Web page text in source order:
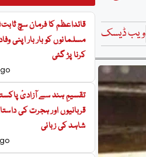
قائداعظم کا فرمان سچ
مسلمانوں کو بار بار اپنی
کرنا پڑ گئی
تقسیمِ ہند سے آزادیٔ
قربانیوں اور ہجرت کی
شاہد کی زبانی
ویب ڈیسک